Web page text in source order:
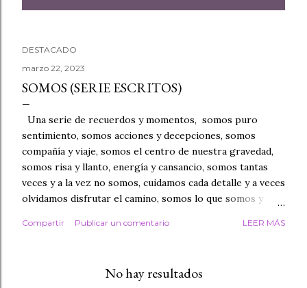
t
r
a
d
a
s
DESTACADO
marzo 22, 2023
SOMOS (SERIE ESCRITOS)
Una serie de recuerdos y momentos, somos puro
sentimiento, somos acciones y decepciones, somos
compañía y viaje, somos el centro de nuestra gravedad,
somos risa y llanto, energía y cansancio, somos tantas
veces y a la vez no somos, cuidamos cada detalle y a veces
olvidamos disfrutar el camino, somos lo que somos y
tormenta, somos tan humanos que a veces olvidamos la
somos suficientes... Somos lo mejor de lo que podemos
Compartir Publicar un comentario LEER MÁS
No hay resultados